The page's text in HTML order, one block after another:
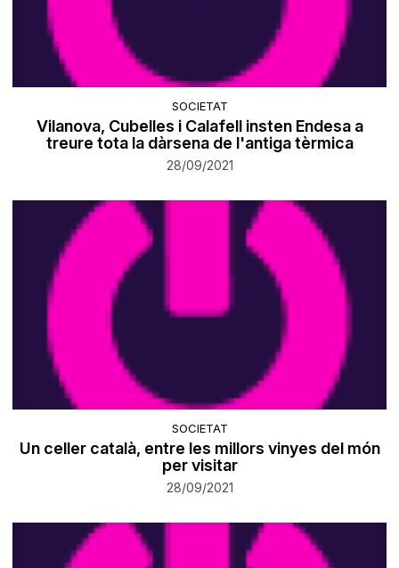
SOCIETAT
Vilanova, Cubelles i Calafell insten Endesa a
treure tota la dàrsena de l'antiga tèrmica
28/09/2021
SOCIETAT
Un celler català, entre les millors vinyes del món
per visitar
28/09/2021